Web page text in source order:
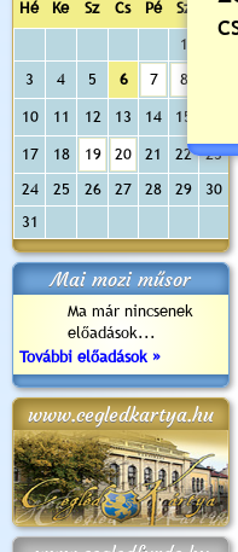
Hé Ke Sz Cs Pé Sz
Va
1
3
4 5 6 7 8
10 11 12 13 14 15
17 18 19 20 21 22
23
24
25 26 27 28 29
30
31
Mai mozi műsor
Ma már nincsenek
előadások...
További előadások »
www.cegledkartya.hu